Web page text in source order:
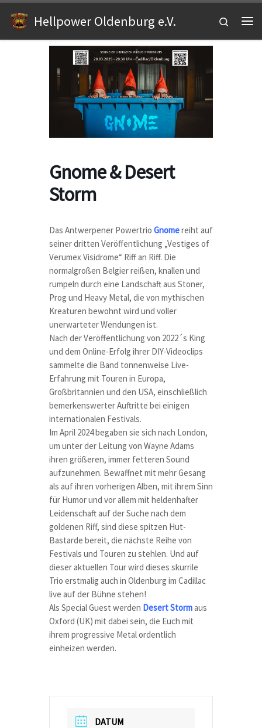
Zum Inhalt springen
Hellpower Oldenburg e.V.
Search
Gnome & Desert
Storm
Das Antwerpener Powertrio Gnomereiht auf
seiner dritten Veröffentlichung „Vestiges of
Verumex Visidrome“ Riff an Riff. Die
normalgroßen Belgier reißen, knallen und
rumpeln durch eine Landschaft aus Stoner,
Prog und Heavy Metal, die von mythischen
Kreaturen bewohnt wird und voller
unerwarteter Wendungen ist.
Nach der Veröffentlichung von 2022´s King
und dem Online-Erfolg ihrer DIY-Videoclips
sammelte die Band tonnenweise Live-
Erfahrung mit Touren in Europa,
Großbritannien und den USA, einschließlich
bemerkenswerter Auftritte bei einigen
internationalen Festivals.
Im April 2024 begaben sie sich nach London,
um unter der Leitung von Wayne Adams
ihren größeren, immer fetteren Sound
aufzunehmen. Bewaffnet mit mehr Gesang
als auf ihren vorherigen Alben, mit ihrem Sinn
für Humor und vor allem mit heldenhafter
Leidenschaft auf der Suche nach dem
goldenen Riff, sind diese spitzen Hut-
Bastarde bereit, die nächste Reihe von
Festivals und Touren zu stehlen. Und auf
dieser aktuellen Tour wird dieses skurrile
Trio erstmalig auch in Oldenburg im Cadillac
live auf der Bühne stehen!
Als Special Guest werden Desert Stormaus
Oxford (UK) mit dabei sein, die Euch mit
ihrem progressive Metal ordentlich
einheizen werden.
DATUM